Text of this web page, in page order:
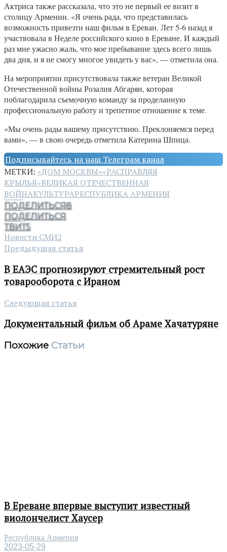
Актриса также рассказала, что это не первый ее визит в
столицу Армении. «Я очень рада, что представилась
возможность привезти наш фильм в Ереван. Лет 5-6 назад я
участвовала в Неделе российского кино в Ереване. И каждый
раз мне ужасно жаль, что мое пребывание здесь всего лишь
два дня, и я не смогу многое увидеть у вас», — отметила она.
На мероприятии присутствовала также ветеран Великой
Отечественной войны Розалия Абгарян, которая
поблагодарила съемочную команду за проделанную
профессиональную работу и трепетное отношение к теме.
«Мы очень рады вашему присутствию. Преклоняемся перед
вами», — в свою очередь отметила Катерина Шпица.
Подписывайтесь на наш Телеграм канал
МЕТКИ: «ДОМ МОСКВЫ»«РАСПРАВЛЯЯ
КРЫЛЬЯ»ВЕЛИКАЯ ОТЕЧЕСТВЕННАЯ
ВОЙНАКУЛЬТУРАРЕСПУБЛИКА АРМЕНИЯ
ПОДЕЛИТЬСЯ8
ПОДЕЛИТЬСЯ
ТВИТ5
Новости СМИ2
Предыдущая статья
В ЕАЭС прогнозируют стремительный рост
товарооборота с Ираном
Следующая статья
Документальный фильм об Араме Хачатуряне
Похожие Статьи
В Ереване впервые выступит известный
виолончелист Хаусер
Республика Армения
2023-05-29